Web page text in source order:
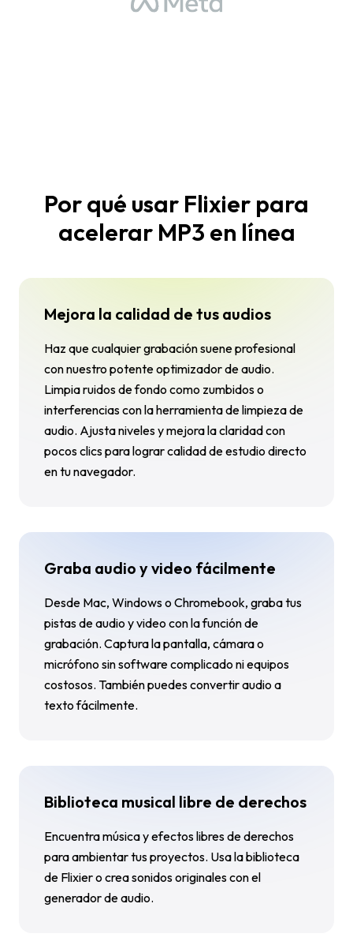
Por qué usar Flixier para
acelerar MP3 en línea
Mejora la calidad de tus audios
Haz que cualquier grabación suene profesional
con nuestro potente optimizador de audio.
Limpia ruidos de fondo como zumbidos o
interferencias con la herramienta de limpieza de
audio. Ajusta niveles y mejora la claridad con
pocos clics para lograr calidad de estudio directo
en tu navegador.
Graba audio y video fácilmente
Desde Mac, Windows o Chromebook, graba tus
pistas de audio y video con la función de
grabación. Captura la pantalla, cámara o
micrófono sin software complicado ni equipos
costosos. También puedes convertir audio a
texto fácilmente.
Biblioteca musical libre de derechos
Encuentra música y efectos libres de derechos
para ambientar tus proyectos. Usa la biblioteca
de Flixier o crea sonidos originales con el
generador de audio.